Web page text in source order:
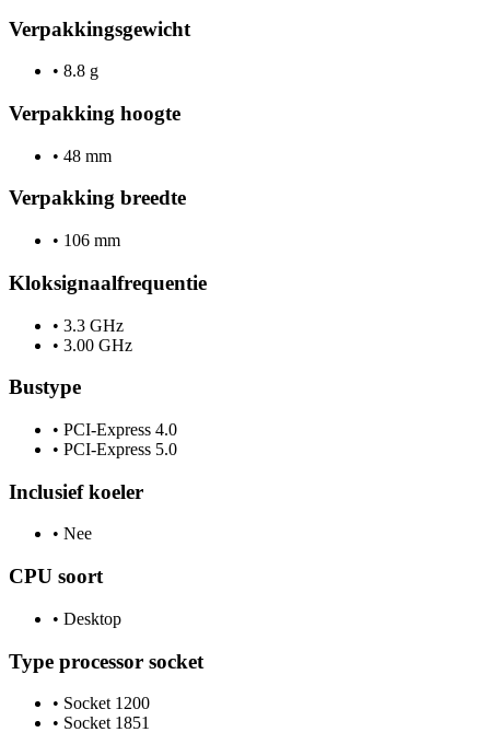
Verpakkingsgewicht
• 8.8 g
Verpakking hoogte
• 48 mm
Verpakking breedte
• 106 mm
Kloksignaalfrequentie
• 3.3 GHz
• 3.00 GHz
Bustype
• PCI-Express 4.0
• PCI-Express 5.0
Inclusief koeler
• Nee
CPU soort
• Desktop
Type processor socket
• Socket 1200
• Socket 1851